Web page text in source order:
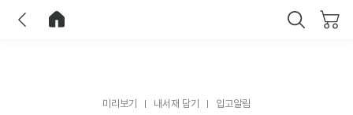
미리보기 내서재 담기 입고알림